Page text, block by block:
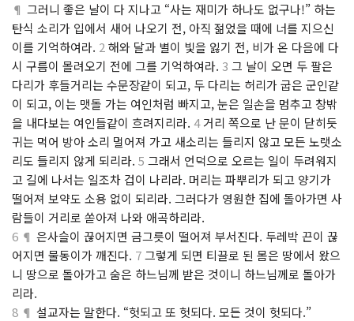
¶ 그러니 좋은 날이 다 지나고 “사는 재미가 하나도 없구나!” 하는
탄식 소리가 입에서 새어 나오기 전, 아직 젊었을 때에 너를 지으신
이를 기억하여라. 2 해와 달과 별이 빛을 잃기 전, 비가 온 다음에 다
시 구름이 몰려오기 전에 그를 기억하여라. 3 그 날이 오면 두 팔은
다리가 후들거리는 수문장같이 되고, 두 다리는 허리가 굽은 군인같
이 되고, 이는 맷돌 가는 여인처럼 빠지고, 눈은 일손을 멈추고 창밖
을 내다보는 여인들같이 흐려지리라. 4거리 쪽으로 난 문이 닫히듯
귀는 먹어 방아 소리 멀어져 가고 새소리는 들리지 않고 모든 노랫소
리도 들리지 않게 되리라. 5 그래서 언덕으로 오르는 일이 두려워지
고 길에 나서는 일조차 겁이 나리라. 머리는 파뿌리가 되고 양기가
떨어져 보약도 소용 없이 되리라. 그러다가 영원한 집에 돌아가면 사
람들이 거리로 쏟아져 나와 애곡하리라.
6 ¶ 은사슬이 끊어지면 금그릇이 떨어져 부서진다. 두레박 끈이 끊
어지면 물동이가 깨진다. 7그렇게 되면 티끌로 된 몸은 땅에서 왔으
니 땅으로 돌아가고 숨은 하느님께 받은 것이니 하느님께로 돌아가
리라.
8 ¶ 설교자는 말한다. “헛되고 또 헛되다. 모든 것이 헛되다.”